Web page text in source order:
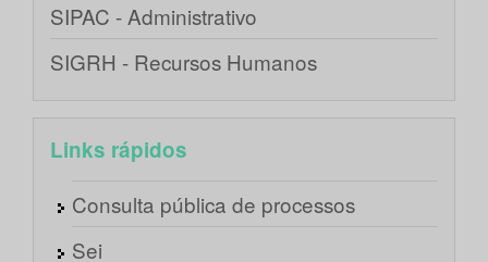
SIPAC - Administrativo
SIGRH - Recursos Humanos
Links rápidos
Consulta pública de processos
Sei